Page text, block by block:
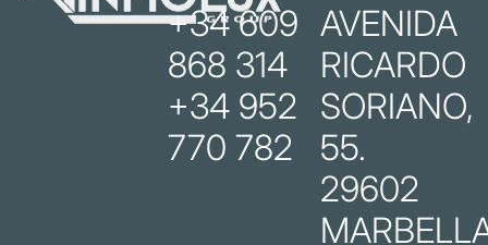
+34 609
868 314
+34 952
770 782
AVENIDA
RICARDO
SORIANO,
55.
29602